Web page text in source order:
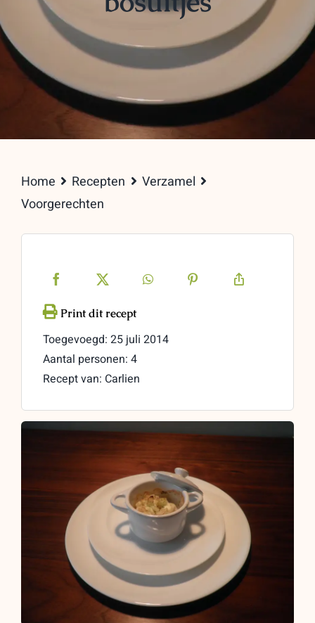
Home Recepten
Verzamel
Voorgerechten
Toegevoegd: 25 juli 2014
Aantal personen: 4
Recept van: Carlien